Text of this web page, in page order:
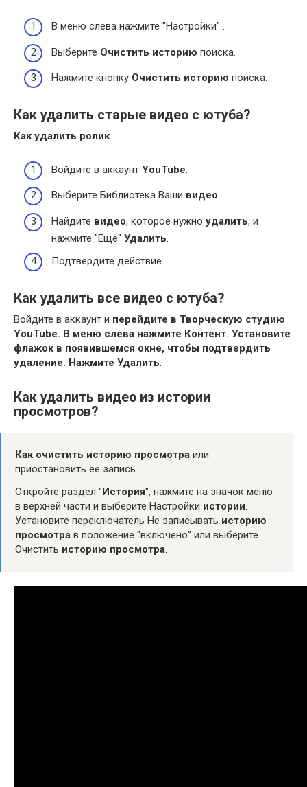
В меню слева нажмите "Настройки" .
Выберите Очистить историю поиска.
Нажмите кнопку Очистить историю поиска.
Как удалить старые видео с ютуба?
Как удалить ролик
Войдите в аккаунт YouTube.
Выберите Библиотека Ваши видео.
Найдите видео, которое нужно удалить, и
нажмите "Ещё" Удалить.
Подтвердите действие.
Как удалить все видео с ютуба?
Войдите в аккаунт и перейдите в Творческую студию
YouTube. В меню слева нажмите Контент. Установите
флажок в появившемся окне, чтобы подтвердить
удаление. Нажмите Удалить.
Как удалить видео из истории
просмотров?
Как очистить историю просмотра или
приостановить ее запись
Откройте раздел " История", нажмите на значок меню
в верхней части и выберите Настройки истории.
Установите переключатель Не записывать историю
просмотра в положение "включено" или выберите
Очистить историю просмотра.